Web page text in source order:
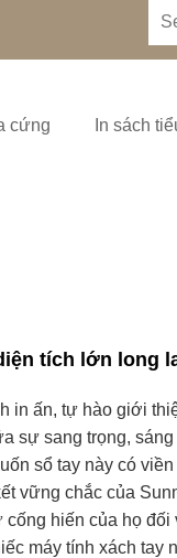
cứng In sách
tích lớn long
in ấn, tự hào giới
sự sang trọng,
sổ tay này có
vững chắc của
hiến của họ
máy tính xách tay